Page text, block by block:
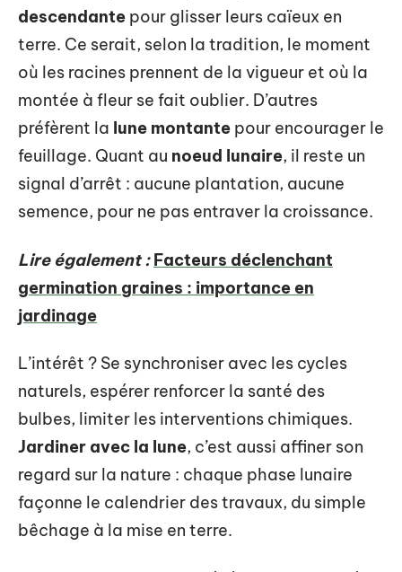
descendante pour glisser leurs caïeux en
terre. Ce serait, selon la tradition, le moment
où les racines prennent de la vigueur et où la
montée à fleur se fait oublier. D’autres
préfèrent la lune montante pour encourager le
feuillage. Quant au noeud lunaire, il reste un
signal d’arrêt : aucune plantation, aucune
semence, pour ne pas entraver la croissance.
Lire également : Facteurs déclenchant
germination graines : importance en
jardinage
L’intérêt ? Se synchroniser avec les cycles
naturels, espérer renforcer la santé des
bulbes, limiter les interventions chimiques.
Jardiner avec la lune, c’est aussi affiner son
regard sur la nature : chaque phase lunaire
façonne le calendrier des travaux, du simple
bêchage à la mise en terre.